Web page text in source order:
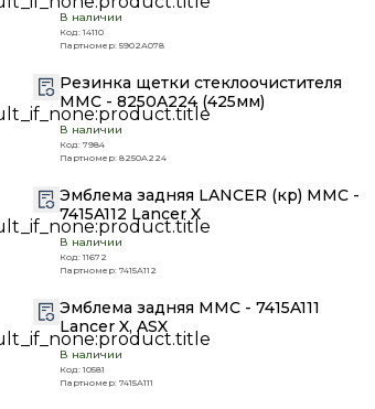
В наличии
Код: 14110
Партномер: 5902A078
Резинка щетки стеклоочистителя
MMC - 8250A224 (425мм)
В наличии
Код: 7984
Партномер: 8250A224
Эмблема задняя LANCER (кр) MMC -
7415A112 Lancer X
В наличии
Код: 11672
Партномер: 7415A112
Эмблема задняя MMC - 7415A111
Lancer X, ASX
В наличии
Код: 10581
Партномер: 7415A111